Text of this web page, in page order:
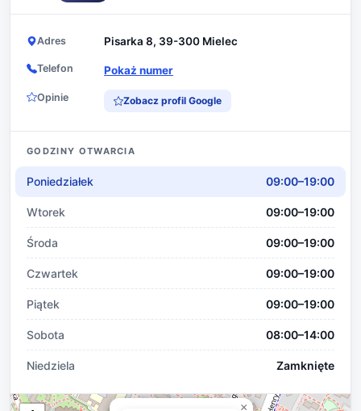
Adres Pisarka 8, 39-300 Mielec
Telefon Pokaż numer
Opinie Zobacz profil Google
GODZINY OTWARCIA
Poniedziałek 09:00–19:00
Wtorek 09:00–19:00
Środa 09:00–19:00
Czwartek 09:00–19:00
Piątek 09:00–19:00
Sobota 08:00–14:00
Niedziela Zamknięte
×